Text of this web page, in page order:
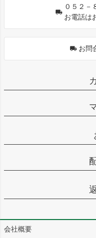
０５２－
お電話は
お問
会社概要